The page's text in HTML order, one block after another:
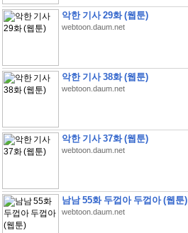
악한 기사 29화 (웹툰)
webtoon.daum.net
악한 기사 38화 (웹툰)
webtoon.daum.net
악한 기사 37화 (웹툰)
webtoon.daum.net
남남 55화 두껍아 두껍아 (웹툰)
webtoon.daum.net